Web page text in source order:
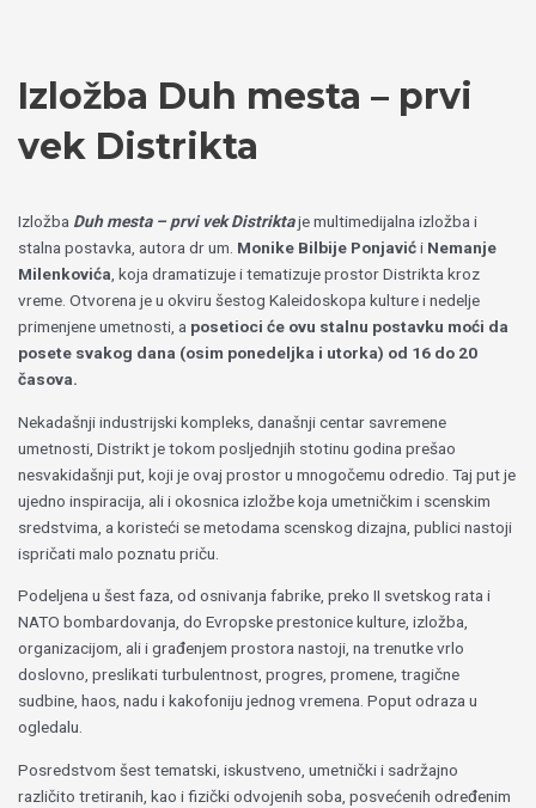
Izložba Duh mesta – prvi
vek Distrikta
Izložba Duh mesta – prvi vek Distriktaje multimedijalna izložba i
stalna postavka, autora dr um. Monike Bilbije Ponjavići Nemanje
Milenkovića , koja dramatizuje i tematizuje prostor Distrikta kroz
vreme. Otvorena je u okviru šestog Kaleidoskopa kulture i nedelje
primenjene umetnosti, a posetioci će ovu stalnu postavku moći da
posete svakog dana (osim ponedeljka i utorka) od 16 do 20
časova.
Nekadašnji industrijski kompleks, današnji centar savremene
umetnosti, Distrikt je tokom posljednjih stotinu godina prešao
nesvakidašnji put, koji je ovaj prostor u mnogočemu odredio. Taj put je
ujedno inspiracija, ali i okosnica izložbe koja umetničkim i scenskim
sredstvima, a koristeći se metodama scenskog dizajna, publici nastoji
ispričati malo poznatu priču.
Podeljena u šest faza, od osnivanja fabrike, preko II svetskog rata i
NATO bombardovanja, do Evropske prestonice kulture, izložba,
organizacijom, ali i građenjem prostora nastoji, na trenutke vrlo
doslovno, preslikati turbulentnost, progres, promene, tragične
sudbine, haos, nadu i kakofoniju jednog vremena. Poput odraza u
ogledalu.
Posredstvom šest tematski, iskustveno, umetnički i sadržajno
različito tretiranih, kao i fizički odvojenih soba, posvećenih određenim